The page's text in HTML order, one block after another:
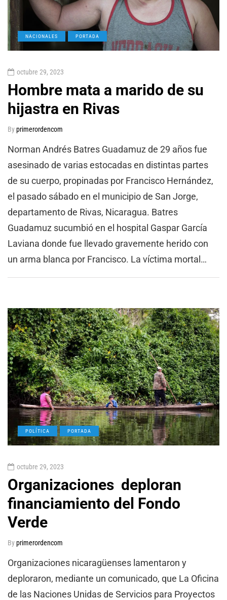
NACIONALES PORTADA
octubre 29, 2023
Hombre mata a marido de su
hijastra en Rivas
Byprimerordencom
Norman Andrés Batres Guadamuz de 29 años fue
asesinado de varias estocadas en distintas partes
de su cuerpo, propinadas por Francisco Hernández,
el pasado sábado en el municipio de San Jorge,
departamento de Rivas, Nicaragua. Batres
Guadamuz sucumbió en el hospital Gaspar García
Laviana donde fue llevado gravemente herido con
un arma blanca por Francisco. La víctima mortal…
POLÍTICA PORTADA
octubre 29, 2023
Organizaciones deploran
financiamiento del Fondo
Verde
Byprimerordencom
Organizaciones nicaragüenses lamentaron y
deploraron, mediante un comunicado, que La Oficina
de las Naciones Unidas de Servicios para Proyectos